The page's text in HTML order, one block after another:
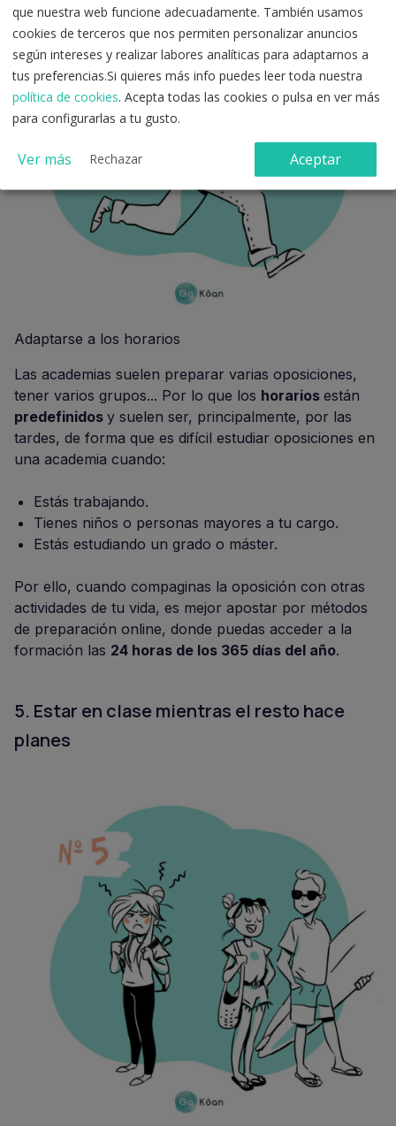
Adaptarse a los horarios
Las academias suelen preparar varias oposiciones,
tener varios grupos... Por lo que los horarios están
predefinidos y suelen ser, principalmente, por las
tardes, de forma que es difícil estudiar oposiciones en
una academia cuando:
Estás trabajando.
Tienes niños o personas mayores a tu cargo.
Estás estudiando un grado o máster.
Por ello, cuando compaginas la oposición con otras
actividades de tu vida, es mejor apostar por métodos
de preparación online, donde puedas acceder a la
formación las 24 horas de los 365 días del año.
5. Estar en clase mientras el resto hace
planes
que nuestra web funcione adecuadamente. También usamos
cookies de terceros que nos permiten personalizar anuncios
según intereses y realizar labores analíticas para adaptarnos a
tus preferencias.Si quieres más info puedes leer toda nuestra
política de cookies. Acepta todas las cookies o pulsa en ver más
para configurarlas a tu gusto.
Ver más Rechazar Aceptar